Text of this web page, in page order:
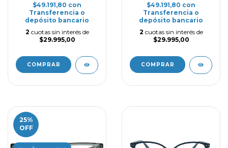
$49.191,80 con
Transferencia o
depósito bancario
2 cuotas sin interés de
$29.995,00
COMPRAR
$49.191,80 con
Transferencia o
depósito bancario
2 cuotas sin interés de
$29.995,00
COMPRAR
25%
OFF